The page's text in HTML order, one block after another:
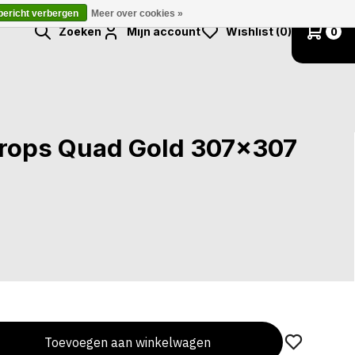
Zoeken Mijn account Wishlist (0) 0
Quad Gold 307x307
Toevoegen aan winkelwagen
verbergen Meer over cookies »